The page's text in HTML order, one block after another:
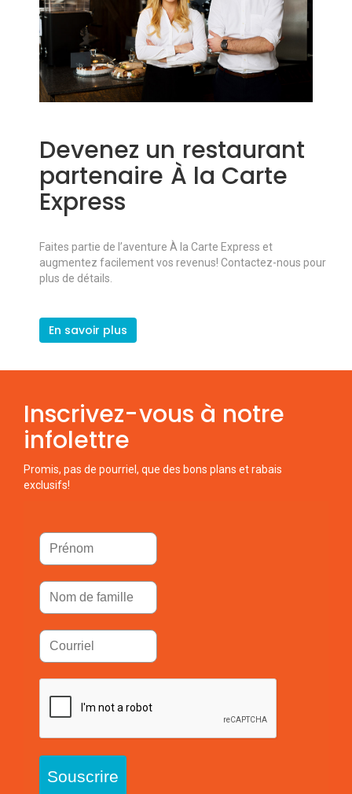
Devenez un restaurant
partenaire À la Carte
Express
Faites partie de l’aventure À la Carte Express et
augmentez facilement vos revenus! Contactez-nous pour
plus de détails.
En savoir plus
Inscrivez-vous à notre
infolettre
Promis, pas de pourriel, que des bons plans et rabais
exclusifs!
Souscrire